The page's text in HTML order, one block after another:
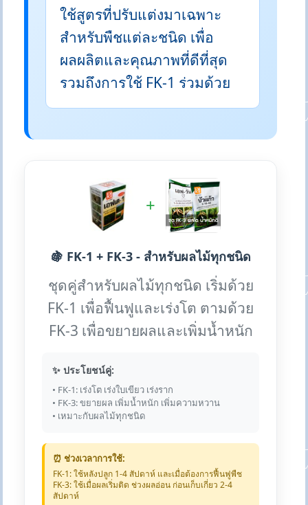
ใช้สูตรที่ปรับแต่งมาเฉพาะ
สำหรับพืชแต่ละชนิด เพื่อ
ผลผลิตและคุณภาพที่ดีที่สุด
รวมถึงการใช้ FK-1 ร่วมด้วย
+
🍇 FK-1 + FK-3 - สำหรับผลไม้ทุกชนิด
ชุดคู่สำหรับผลไม้ทุกชนิด เริ่มด้วย
FK-1 เพื่อฟื้นฟูและเร่งโต ตามด้วย
FK-3 เพื่อขยายผลและเพิ่มน้ำหนัก
✨ ประโยชน์คู่:
• FK-1: เร่งโต เร่งใบเขียว เร่งราก
• FK-3: ขยายผล เพิ่มน้ำหนัก เพิ่มความหวาน
• เหมาะกับผลไม้ทุกชนิด
⏰ ช่วงเวลาการใช้:
FK-1: ใช้หลังปลูก 1-4 สัปดาห์ และเมื่อต้องการฟื้นฟูพืช
FK-3: ใช้เมื่อผลเริ่มติด ช่วงผลอ่อน ก่อนเก็บเกี่ยว 2-4
สัปดาห์